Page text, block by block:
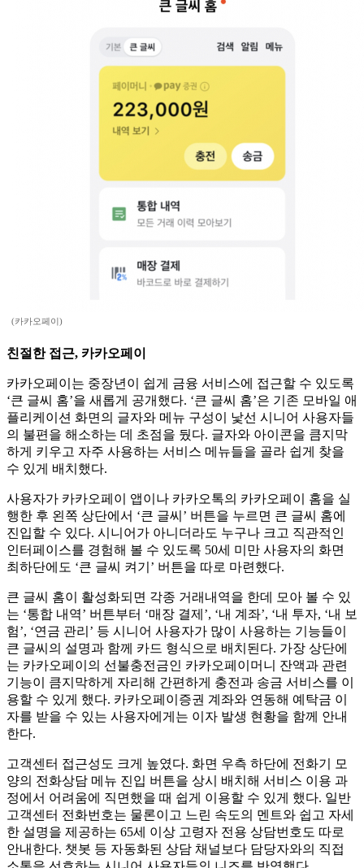
(카카오페이)
친절한 접근, 카카오페이
카카오페이는 중장년이 쉽게 금융 서비스에 접근할 수 있도록
‘큰 글씨 홈’을 새롭게 공개했다. ‘큰 글씨 홈’은 기존 모바일 애
플리케이션 화면의 글자와 메뉴 구성이 낯선 시니어 사용자들
의 불편을 해소하는 데 초점을 뒀다. 글자와 아이콘을 큼지막
하게 키우고 자주 사용하는 서비스 메뉴들을 골라 쉽게 찾을
수 있게 배치했다.
사용자가 카카오페이 앱이나 카카오톡의 카카오페이 홈을 실
행한 후 왼쪽 상단에서 ‘큰 글씨’ 버튼을 누르면 큰 글씨 홈에
진입할 수 있다. 시니어가 아니더라도 누구나 크고 직관적인
인터페이스를 경험해 볼 수 있도록 50세 미만 사용자의 화면
최하단에도 ‘큰 글씨 켜기’ 버튼을 따로 마련했다.
큰 글씨 홈이 활성화되면 각종 거래내역을 한데 모아 볼 수 있
는 ‘통합 내역’ 버튼부터 ‘매장 결제’, ‘내 계좌’, ‘내 투자, ‘내 보
험’, ‘연금 관리’ 등 시니어 사용자가 많이 사용하는 기능들이
큰 글씨의 설명과 함께 카드 형식으로 배치된다. 가장 상단에
는 카카오페이의 선불충전금인 카카오페이머니 잔액과 관련
기능이 큼지막하게 자리해 간편하게 충전과 송금 서비스를 이
용할 수 있게 했다. 카카오페이증권 계좌와 연동해 예탁금 이
자를 받을 수 있는 사용자에게는 이자 발생 현황을 함께 안내
한다.
고객센터 접근성도 크게 높였다. 화면 우측 하단에 전화기 모
양의 전화상담 메뉴 진입 버튼을 상시 배치해 서비스 이용 과
정에서 어려움에 직면했을 때 쉽게 이용할 수 있게 했다. 일반
고객센터 전화번호는 물론이고 느린 속도의 멘트와 쉽고 자세
한 설명을 제공하는 65세 이상 고령자 전용 상담번호도 따로
안내한다. 챗봇 등 자동화된 상담 채널보다 담당자와의 직접